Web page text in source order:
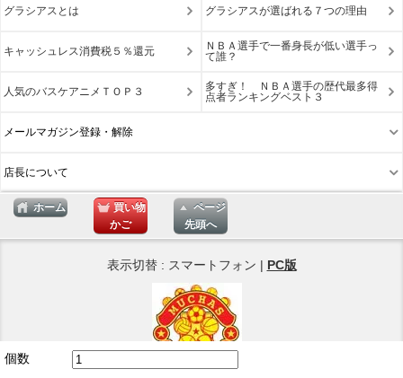
個数
グラシアスとは グラシアスが選ばれる７つの理由
キャッシュレス消費税５％還元
ＮＢＡ選手で一番身長が低い選手っ
て誰？
人気のバスケアニメＴＯＰ３
多すぎ！ ＮＢＡ選手の歴代最多得
点者ランキングベスト３
メールマガジン登録・解除
店長について
ホーム
買い物
かご
ページ
先頭へ
表示切替 : スマートフォン | PC版